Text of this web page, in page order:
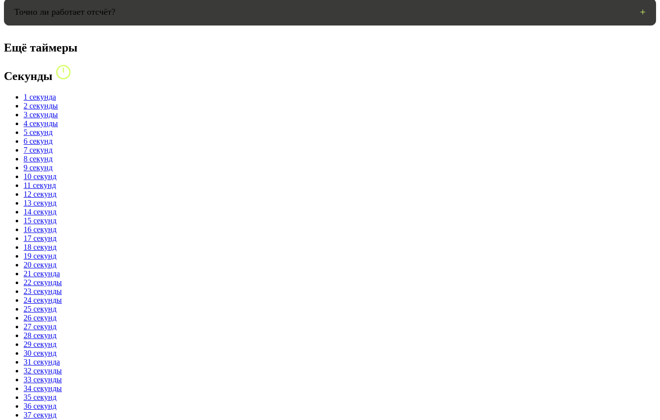
Точно ли работает отсчёт?
Ещё таймеры
Секунды
1 секунда
2 секунды
3 секунды
4 секунды
5 секунд
6 секунд
7 секунд
8 секунд
9 секунд
10 секунд
11 секунд
12 секунд
13 секунд
14 секунд
15 секунд
16 секунд
17 секунд
18 секунд
19 секунд
20 секунд
21 секунда
22 секунды
23 секунды
24 секунды
25 секунд
26 секунд
27 секунд
28 секунд
29 секунд
30 секунд
31 секунда
32 секунды
33 секунды
34 секунды
35 секунд
36 секунд
37 секунд